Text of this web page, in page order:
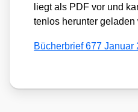
liegt als PDF vor und
ten­los her­un­ter gela­den
Bücher­brief 677 Janu­ar